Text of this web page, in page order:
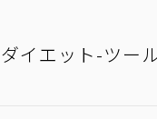
イエット-ツー